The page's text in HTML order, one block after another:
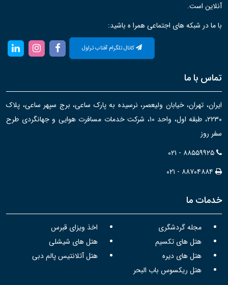
آنلاین است.
با ما در شبکه های اجتماعی همرا ه باشید:
کانال تلگرام آفتاب تراول
تماس با ما
ایران، تهران، خیابان ولیعصر، نرسیده به پارک ساعی، برج سپهر ساعی، پلاک
۲۲۳۰، طبقه اول، واحد ۱۰، شرکت خدمات مسافرت هوایی و جهانگردی طرح
سفر روز
۰۲۱ - ۸۸۵۵۹۹۲۵
۰۲۱ - ۸۸۷۰۴۸۸۴
خدمات ما
مجله گردشگری
اخذ ویزای قبرس
هتل های تکسیم
هتل های شیشلی
هتل های دیره
هتل آتلانتیس پالم دبی
هتل ریکسوس باب البحر